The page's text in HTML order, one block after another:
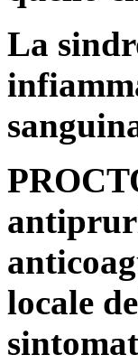
La
locale